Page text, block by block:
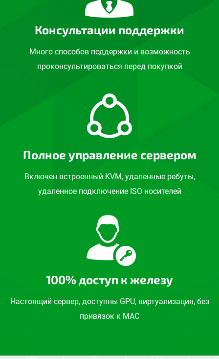
Консультации поддержки
Много способов поддержки и возможность
проконсультироваться перед покупкой
Полное управление сервером
Включен встроенный KVM, удаленные ребуты,
удаленное подключение ISO носителей
100% доступ к железу
Настоящий сервер, доступны GPU, виртуализация, без
привязок к MAC